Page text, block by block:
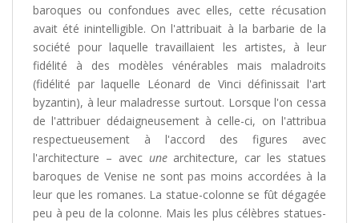
baroques ou confondues avec elles, cette récusation
avait été inintelligible. On l'attribuait à la barbarie de la
société pour laquelle travaillaient les artistes, à leur
fidélité à des modèles vénérables mais maladroits
(fidélité par laquelle Léonard de Vinci définissait l'art
byzantin), à leur maladresse surtout. Lorsque l'on cessa
de l'attribuer dédaigneusement à celle-ci, on l'attribua
respectueusement à l'accord des figures avec
l'architecture – avec unearchitecture, car les statues
baroques de Venise ne sont pas moins accordées à la
leur que les romanes. La statue-colonne se fût dégagée
peu à peu de la colonne. Mais les plus célèbres statues-